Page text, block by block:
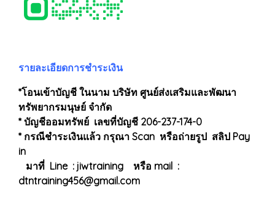
รายละเอียดการชำระเงิน
*โอนเข้าบัญชี ในนาม บริษัท ศูนย์ส่งเสริมและพัฒนา
ทรัพยากรมนุษย์ จำกัด
* บัญชีออมทรัพย์ เลขที่บัญชี 206-237-174-0
* กรณีชำระเงินแล้ว กรุณา Scan หรือถ่ายรูป สลิป Pay
in
มาที่ Line : jiwtraining หรือ mail :
dtntraining456@gmail.com